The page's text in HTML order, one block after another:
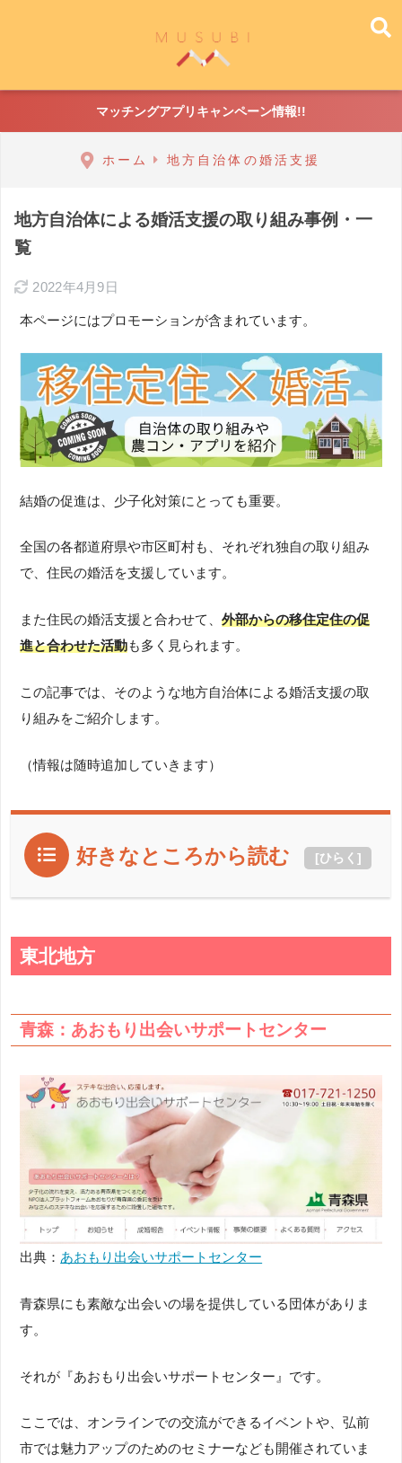
マッチングアプリキャンペーン情報!!
ホーム 地方自治体の婚活支援
地方自治体による婚活支援の取り組み事例・一
覧
2022年4月9日
本ページにはプロモーションが含まれています。
結婚の促進は、少子化対策にとっても重要。
全国の各都道府県や市区町村も、それぞれ独自の取り組み
で、住民の婚活を支援しています。
また住民の婚活支援と合わせて、外部からの移住定住の促
進と合わせた活動も多く見られます。
この記事では、そのような地方自治体による婚活支援の取
り組みをご紹介します。
（情報は随時追加していきます）
好きなところから読む [ひらく ]
東北地方
青森：あおもり出会いサポートセンター
出典： あおもり出会いサポートセンター
青森県にも素敵な出会いの場を提供している団体がありま
す。
それが『あおもり出会いサポートセンター』です。
ここでは、オンラインでの交流ができるイベントや、弘前
市では魅力アップのためのセミナーなども開催されていま